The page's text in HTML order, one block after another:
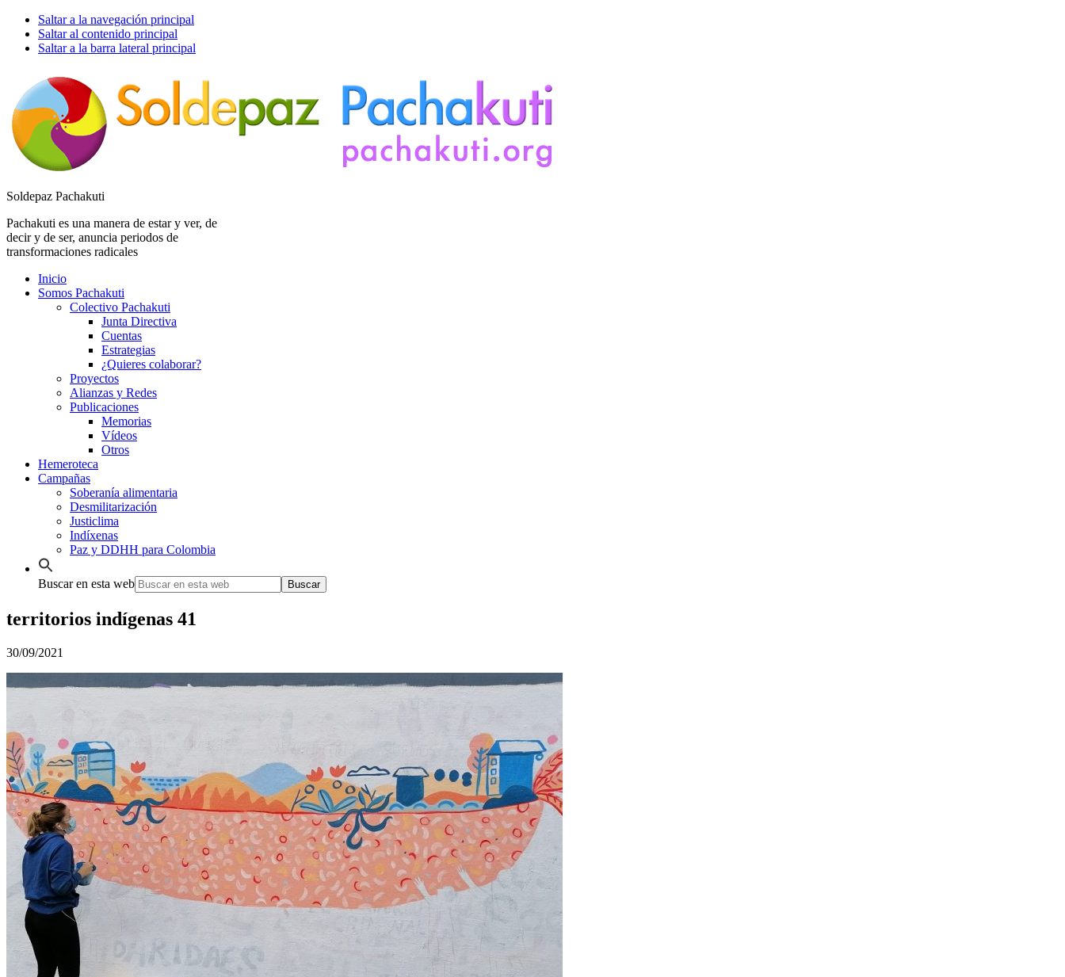
Saltar a la navegación principal
Saltar al contenido principal
Saltar a la barra lateral principal
Soldepaz Pachakuti
Pachakuti es una manera de estar y ver, de
decir y de ser, anuncia periodos de
transformaciones radicales
Inicio
Somos Pachakuti
Colectivo Pachakuti
Junta Directiva
Cuentas
Estrategias
¿Quieres colaborar?
Proyectos
Alianzas y Redes
Publicaciones
Memorias
Vídeos
Otros
Hemeroteca
Campañas
Soberanía alimentaria
Desmilitarización
Justiclima
Indíxenas
Paz y DDHH para Colombia
Buscar en esta web
territorios indígenas 41
30/09/2021